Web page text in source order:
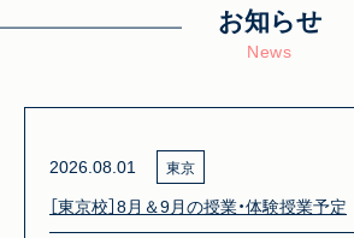
お知らせ
News
2026.08.01 東京
［東京校］8月＆9月の授業・体験授業予定